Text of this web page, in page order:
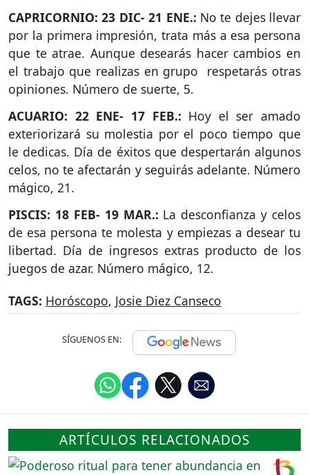
CAPRICORNIO: 23 DIC- 21 ENE.: No te dejes llevar
por la primera impresión, trata más a esa persona
que te atrae. Aunque desearás hacer cambios en
el trabajo que realizas en grupo respetarás otras
opiniones. Número de suerte, 5.
ACUARIO: 22 ENE- 17 FEB.: Hoy el ser amado
exteriorizará su molestia por el poco tiempo que
le dedicas. Día de éxitos que despertarán algunos
celos, no te afectarán y seguirás adelante. Número
mágico, 21.
PISCIS: 18 FEB- 19 MAR.: La desconfianza y celos
de esa persona te molesta y empiezas a desear tu
libertad. Día de ingresos extras producto de los
juegos de azar. Número mágico, 12.
TAGS: Horóscopo, Josie Diez Canseco
SÍGUENOS EN:
ARTÍCULOS RELACIONADOS